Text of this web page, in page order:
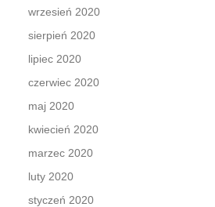
wrzesień 2020
sierpień 2020
lipiec 2020
czerwiec 2020
maj 2020
kwiecień 2020
marzec 2020
luty 2020
styczeń 2020